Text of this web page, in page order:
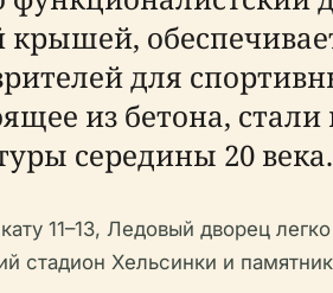
для
из бетона,
середины 20 века.
11–13, Ледовый дворец
стадион Хельсинки и